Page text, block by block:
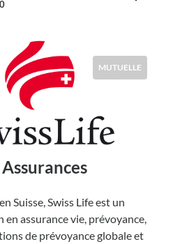
MUTUELLE
Suisse, Swiss Life est un
en assurance vie, prévoyance,
de prévoyance globale et